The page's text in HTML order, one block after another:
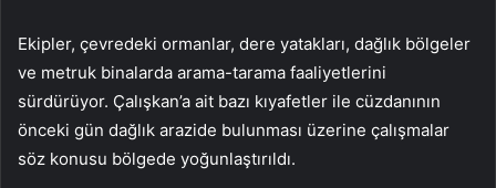
Ekipler, çevredeki ormanlar, dere yatakları, dağlık bölgeler
ve metruk binalarda arama-tarama faaliyetlerini
sürdürüyor. Çalışkan’a ait bazı kıyafetler ile cüzdanının
önceki gün dağlık arazide bulunması üzerine çalışmalar
söz konusu bölgede yoğunlaştırıldı.